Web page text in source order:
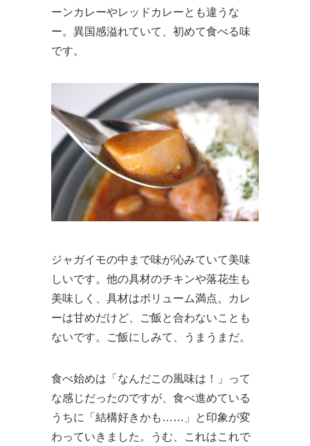
ーンカレーやレッドカレーとも違うな
ー。異国感溢れていて、初めて食べる味
です。
ジャガイモの中まで味が沁みていて美味
しいです。他の具材のチキンや落花生も
美味しく、具材はボリューム満点。カレ
ーは甘めだけど、ご飯と合わないことも
ないです。ご飯にしみて、うまうまだ。
食べ始めは「なんだこの風味は！」って
な感じだったのですが、食べ進めている
うちに「結構好きかも……」と印象が変
わっていきました。うむ、これはこれで